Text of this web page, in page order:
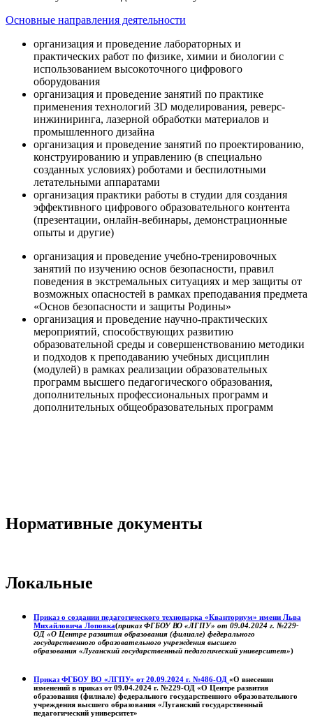
Основные направления деятельности
организация и проведение лабораторных и
практических работ по физике, химии и биологии с
использованием высокоточного цифрового
оборудования
организация и проведение занятий по практике
применения технологий 3D моделирования, реверс-
инжиниринга, лазерной обработки материалов и
промышленного дизайна
организация и проведение занятий по проектированию,
конструированию и управлению (в специально
созданных условиях) роботами и беспилотными
летательными аппаратами
организация практики работы в студии для создания
эффективного цифрового образовательного контента
(презентации, онлайн-вебинары, демонстрационные
опыты и другие)
организация и проведение учебно-тренировочных
занятий по изучению основ безопасности, правил
поведения в экстремальных ситуациях и мер защиты от
возможных опасностей в рамках преподавания предмета
«Основ безопасности и защиты Родины»
организация и проведение научно-практических
мероприятий, способствующих развитию
образовательной среды и совершенствованию методики
и подходов к преподаванию учебных дисциплин
(модулей) в рамках реализации образовательных
программ высшего педагогического образования,
дополнительных профессиональных программ и
дополнительных общеобразовательных программ
Нормативные документы
Локальные
Приказ о создании педагогического технопарка «Кванториум» имени Льва
Михайловича Лоповка(приказ ФГБОУ ВО «ЛГПУ» от 09.04.2024 г. №229-
ОД «О Центре развития образования (филиале) федерального
государственного образовательного учреждения высшего
образования «Луганский государственный педагогический университет»)
Приказ ФГБОУ ВО «ЛГПУ» от 20.09.2024 г. №486-ОД «О внесении
изменений в приказ от 09.04.2024 г. №229-ОД «О Центре развития
образования (филиале) федерального государственного образовательного
учреждения высшего образования «Луганский государственный
педагогический университет»